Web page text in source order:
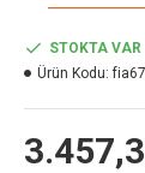
STOKTA VAR
Ürün Kodu: